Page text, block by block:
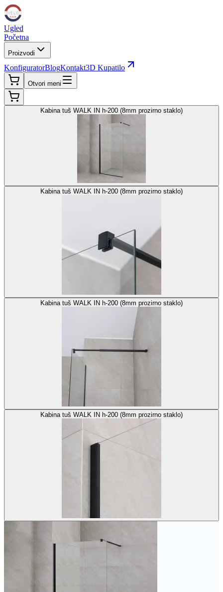
Ugled
Početna
Proizvodi
KonfiguratorBlogKontakt3D Kupatilo
Otvori meni
Kabina tuš WALK IN h-200 (8mm prozirno staklo)
Kabina tuš WALK IN h-200 (8mm prozirno staklo)
Kabina tuš WALK IN h-200 (8mm prozirno staklo)
Kabina tuš WALK IN h-200 (8mm prozirno staklo)